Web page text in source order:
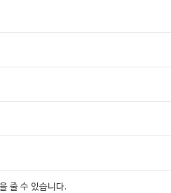
줄 수 있습니다.